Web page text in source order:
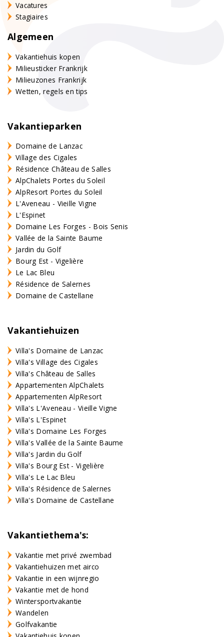
Vacatures
Stagiaires
Algemeen
Vakantiehuis kopen
Milieusticker Frankrijk
Milieuzones Frankrijk
Wetten, regels en tips
Vakantieparken
Domaine de Lanzac
Village des Cigales
Résidence Château de Salles
AlpChalets Portes du Soleil
AlpResort Portes du Soleil
L'Aveneau - Vieille Vigne
L'Espinet
Domaine Les Forges - Bois Senis
Vallée de la Sainte Baume
Jardin du Golf
Bourg Est - Vigelière
Le Lac Bleu
Résidence de Salernes
Domaine de Castellane
Vakantiehuizen
Villa's Domaine de Lanzac
Villa's Village des Cigales
Villa's Château de Salles
Appartementen AlpChalets
Appartementen AlpResort
Villa's L'Aveneau - Vieille Vigne
Villa's L'Espinet
Villa's Domaine Les Forges
Villa's Vallée de la Sainte Baume
Villa's Jardin du Golf
Villa's Bourg Est - Vigelière
Villa's Le Lac Bleu
Villa's Résidence de Salernes
Villa's Domaine de Castellane
Vakantiethema's:
Vakantie met privé zwembad
Vakantiehuizen met airco
Vakantie in een wijnregio
Vakantie met de hond
Wintersportvakantie
Wandelen
Golfvakantie